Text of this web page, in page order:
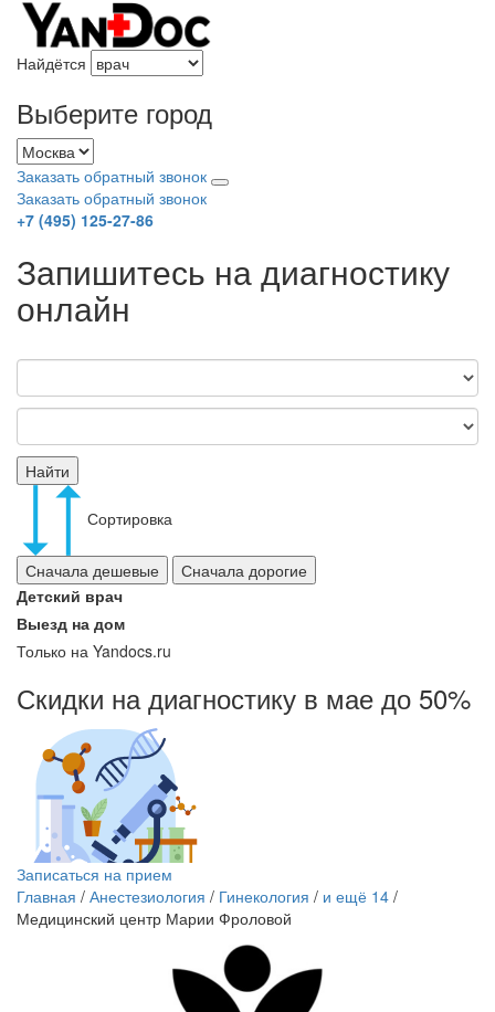
Найдётся
Выберите город
Заказать обратный звонок
Заказать обратный звонок
+7 (495) 125-27-86
Запишитесь на диагностику
онлайн
Найти
Сортировка
Сначала дешевые
Сначала дорогие
Детский врач
Выезд на дом
Только на Yandocs.ru
Скидки на диагностику в мае до 50%
Записаться на прием
Главная / Анестезиология / Гинекология / и ещё 14 /
Медицинский центр Марии Фроловой